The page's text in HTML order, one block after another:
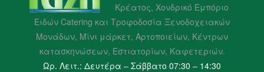
Κρέατος, Χονδρικό Εμπόριο
Ειδών Catering και Τροφοδοσία Ξενοδοχειακών
Μονάδων, Μίνι μάρκετ, Αρτοποιείων, Κέντρων
κατασκηνώσεων, Εστιατορίων, Καφετεριών.
Ωρ. Λειτ.: Δευτέρα – Σάββατο 07:30 – 14:30